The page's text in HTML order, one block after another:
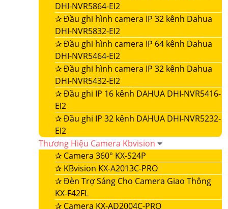
DHI-NVR5864-EI2
✰Đầu ghi hình camera IP 32 kênh Dahua
DHI-NVR5832-EI2
✰Đầu ghi hình camera IP 64 kênh Dahua
DHI-NVR5464-EI2
✰Đầu ghi hình camera IP 32 kênh Dahua
DHI-NVR5432-EI2
✰Đầu ghi IP 16 kênh DAHUA DHI-NVR5416-
EI2
✰Đầu ghi IP 32 kênh DAHUA DHI-NVR5232-
EI2
Thương Hiệu Camera Kbvision
✰ Camera 360° KX-S24P
✰ KBvision KX-A2013C-PRO
✰Đèn Trợ Sáng Cho Camera Giao Thông
KX-F42FL
✰ Camera KX-AD2004C-PRO